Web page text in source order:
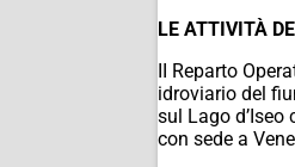
LE ATTIVITÀ
II Reparto
idroviario del
sul Lago
con sede a